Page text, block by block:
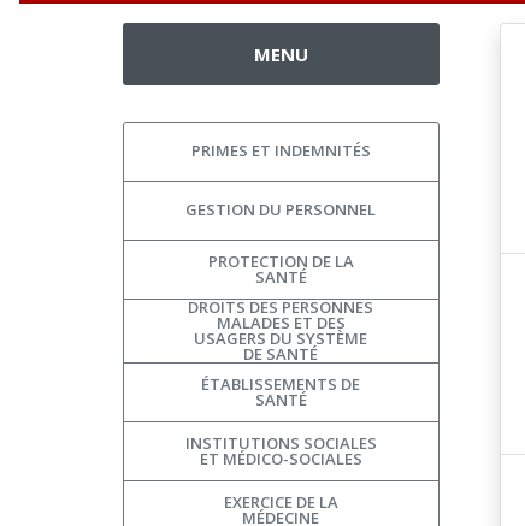
MENU
PRIMES ET INDEMNITÉS
GESTION DU PERSONNEL
PROTECTION DE LA
SANTÉ
DROITS DES PERSONNES
MALADES ET DES
USAGERS DU SYSTÈME
DE SANTÉ
ÉTABLISSEMENTS DE
SANTÉ
INSTITUTIONS SOCIALES
ET MÉDICO-SOCIALES
EXERCICE DE LA
MÉDECINE